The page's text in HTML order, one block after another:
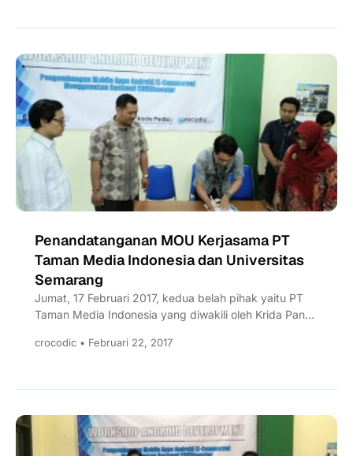
Penandatanganan MOU Kerjasama PT
Taman Media Indonesia dan Universitas
Semarang
Jumat, 17 Februari 2017, kedua belah pihak yaitu PT
Taman Media Indonesia yang diwakili oleh Krida Pandu
crocodic • Februari 22, 2017